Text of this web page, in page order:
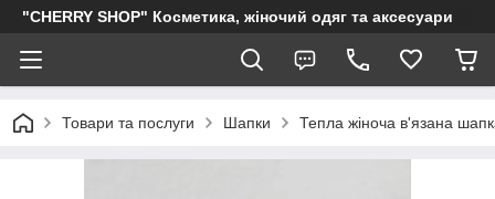
"CHERRY SHOP" Косметика, жіночий одяг та аксесуари
Товари та послуги Шапки Тепла жіноча в'язана